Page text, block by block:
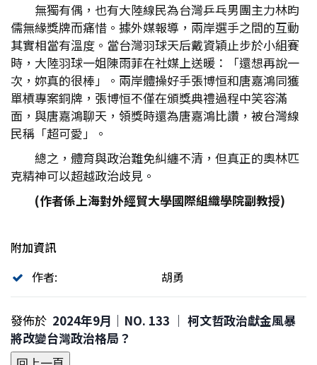
無獨有偶，也有大陸線民為台灣乒乓男團主力林昀
儒無緣獎牌而痛惜。據外媒報導，兩岸選手之間的互動
其實相當有溫度。當台灣羽球天后戴資穎止步於小組賽
時，大陸羽球一姐陳雨菲在社媒上送暖：「還想再說一
次，妳真的很棒」。兩岸體操好手張博恒和唐嘉鴻同獲
單槓專案銅牌，張博恒不僅在頒獎典禮過程中笑容滿
面，與唐嘉鴻聊天，領獎時還為唐嘉鴻比讚，被台灣線
民稱「超可愛」。
總之，體育與政治難免糾纏不清，但真正的奧林匹
克精神可以超越政治歧見。
(作者係上海對外經貿大學國際組織學院副教授)
附加資訊
作者:
胡勇
發佈於 2024年9月｜NO. 133 │ 柯文哲政治獻金風暴
將改變台灣政治格局？